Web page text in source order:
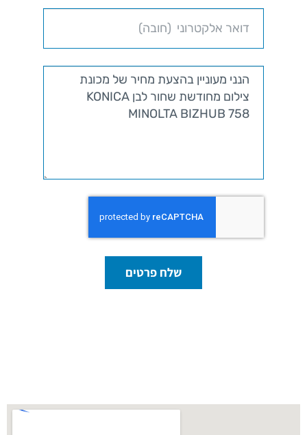
שלח פרטים